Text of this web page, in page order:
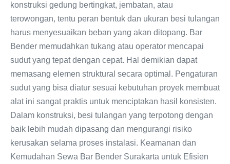
konstruksi gedung bertingkat, jembatan, atau
terowongan, tentu peran bentuk dan ukuran besi tulangan
harus menyesuaikan beban yang akan ditopang. Bar
Bender memudahkan tukang atau operator mencapai
sudut yang tepat dengan cepat. Hal demikian dapat
memasang elemen struktural secara optimal. Pengaturan
sudut yang bisa diatur sesuai kebutuhan proyek membuat
alat ini sangat praktis untuk menciptakan hasil konsisten.
Dalam konstruksi, besi tulangan yang terpotong dengan
baik lebih mudah dipasang dan mengurangi risiko
kerusakan selama proses instalasi. Keamanan dan
Kemudahan Sewa Bar Bender Surakarta untuk Efisien